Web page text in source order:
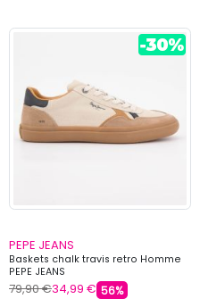
PEPE JEANS
Baskets chalk travis retro Homme
PEPE JEANS
79,90 €34,99 € 56%